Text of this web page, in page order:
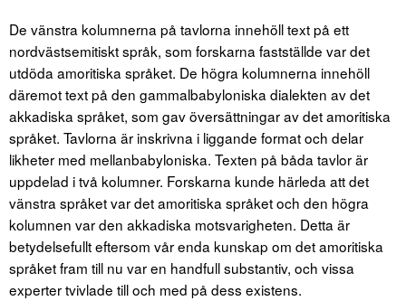
De vänstra kolumnerna på tavlorna innehöll text på ett
nordvästsemitiskt språk, som forskarna fastställde var det
utdöda amoritiska språket. De högra kolumnerna innehöll
däremot text på den gammalbabyloniska dialekten av det
akkadiska språket, som gav översättningar av det amoritiska
språket. Tavlorna är inskrivna i liggande format och delar
likheter med mellanbabyloniska. Texten på båda tavlor är
uppdelad i två kolumner. Forskarna kunde härleda att det
vänstra språket var det amoritiska språket och den högra
kolumnen var den akkadiska motsvarigheten. Detta är
betydelsefullt eftersom vår enda kunskap om det amoritiska
språket fram till nu var en handfull substantiv, och vissa
experter tvivlade till och med på dess existens.